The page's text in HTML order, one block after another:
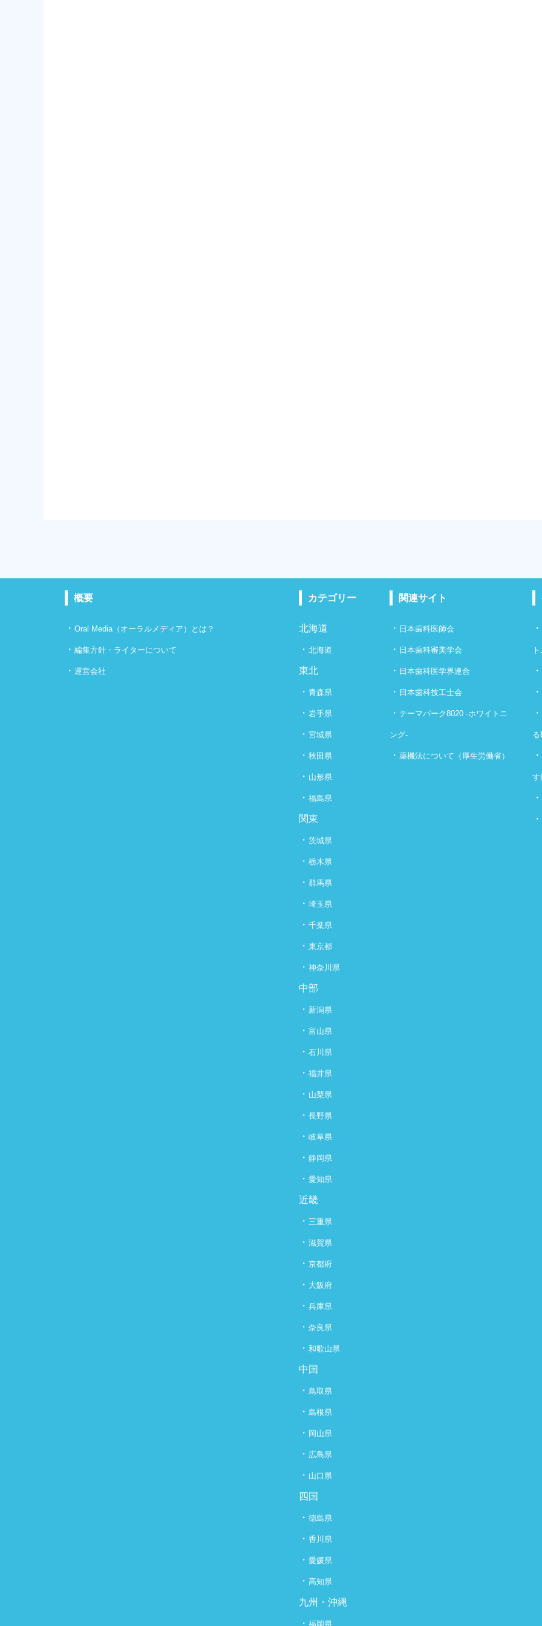
概要
・ Oral Media（オーラルメディア）とは？
・ 編集方針・ライターについて
・ 運営会社
カテゴリー
北海道
・ 北海道
東北
・ 青森県
・ 岩手県
・ 宮城県
・ 秋田県
・ 山形県
・ 福島県
関東
・ 茨城県
・ 栃木県
・ 群馬県
・ 埼玉県
・ 千葉県
・ 東京都
・ 神奈川県
中部
・ 新潟県
・ 富山県
・ 石川県
・ 福井県
・ 山梨県
・ 長野県
・ 岐阜県
・ 静岡県
・ 愛知県
近畿
・ 三重県
・ 滋賀県
・ 京都府
・ 大阪府
・ 兵庫県
・ 奈良県
・ 和歌山県
中国
・ 鳥取県
・ 島根県
・ 岡山県
・ 広島県
・ 山口県
四国
・ 徳島県
・ 香川県
・ 愛媛県
・ 高知県
九州・沖縄
・ 福岡県
関連サイト
・ 日本歯科医師会
・ 日本歯科審美学会
・ 日本歯科医学界連合
・ 日本歯科技工士会
・ テーマパーク8020 -ホワイトニ
ング-
・薬機法について（厚生労働省）
・
・
・
・
る
・
す
・
・